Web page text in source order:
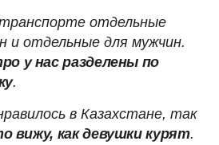
отдельные
и отдельные для мужчин.
у нас разделены по
.
в Казахстане, так
вижу, как девушки курят.